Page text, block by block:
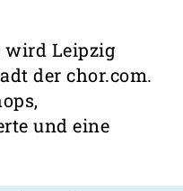
wird Leipzig
der chor.com.
und eine